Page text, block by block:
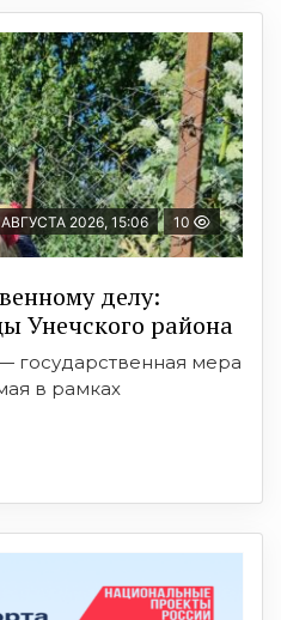
2026, 15:06 10
делу:
Унечского района
государственная мера
в рамках